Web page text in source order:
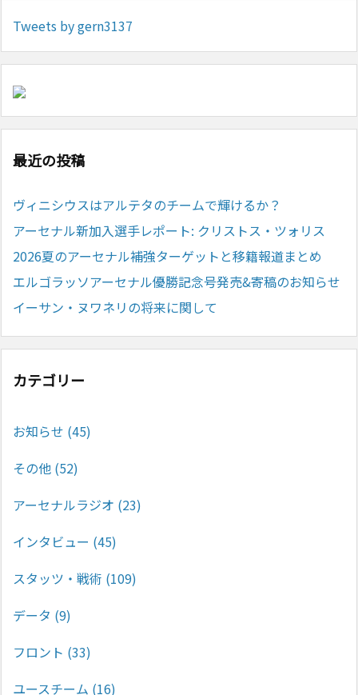
Tweets by gern3137
最近の投稿
ヴィニシウスはアルテタのチームで輝けるか？
アーセナル新加入選手レポート: クリストス・ツォリス
2026夏のアーセナル補強ターゲットと移籍報道まとめ
エルゴラッソアーセナル優勝記念号発売&寄稿のお知らせ
イーサン・ヌワネリの将来に関して
カテゴリー
お知らせ (45)
その他 (52)
アーセナルラジオ (23)
インタビュー (45)
スタッツ・戦術 (109)
データ (9)
フロント (33)
ユースチーム (16)